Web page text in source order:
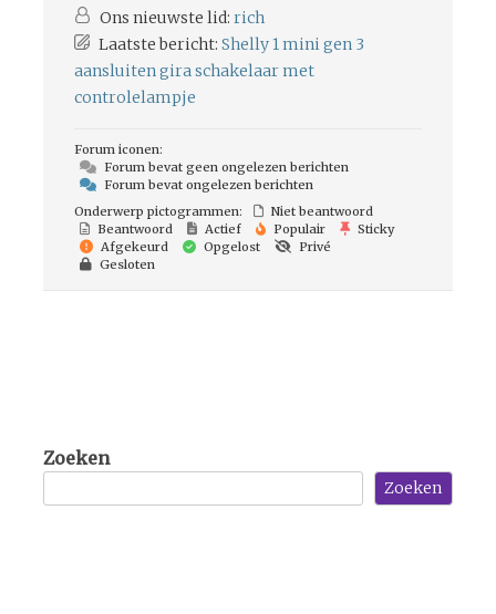
Ons nieuwste lid: rich
Laatste bericht: Shelly 1 mini gen 3
aansluiten gira schakelaar met
controlelampje
Forum iconen:
Forum bevat geen ongelezen berichten
Forum bevat ongelezen berichten
Onderwerp pictogrammen:
Niet beantwoord
Beantwoord
Actief Populair
Sticky
Afgekeurd
Opgelost
Privé
Gesloten
Zoeken
Zoeken